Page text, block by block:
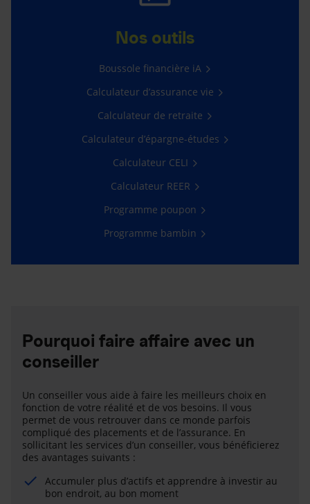
Nos outils
Boussole financière iA
Calculateur d’assurance vie
Calculateur de retraite
Calculateur d’épargne-études
Calculateur CELI
Calculateur REER
Programme poupon
Programme bambin
Pourquoi faire affaire avec un
conseiller
Un conseiller vous aide à faire les meilleurs choix en
fonction de votre réalité et de vos besoins. Il vous
permet de vous retrouver dans ce monde parfois
compliqué des placements et de l’assurance. En
sollicitant les services d’un conseiller, vous bénéficierez
des avantages suivants :
Accumuler plus d’actifs et apprendre à investir au
bon endroit, au bon moment